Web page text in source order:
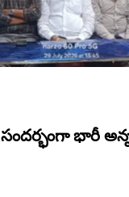
సందర్భంగా భారీ